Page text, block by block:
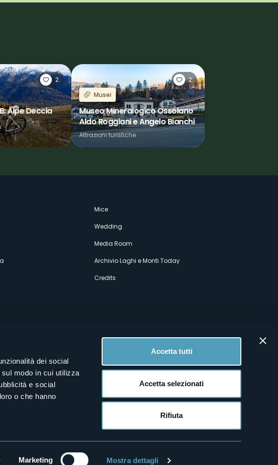
dei social
modo in cui utilizza
e social
o che hanno
Marketing Mostra dettagli
Accetta tutti
Accetta selezionati
Rifiuta
2
Alpe Deccia
2
Musei
Museo Mineralogico Ossolano
Aldo Roggiani e Angelo Bianchi
Attrazioni turistiche
Mice
Wedding
Media Room
Archivio Laghi e Monti Today
Credits
canali social